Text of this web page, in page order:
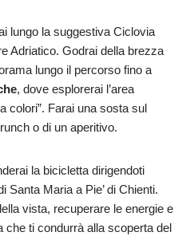
lungo la suggestiva Ciclovia
Adriatico. Godrai della brezza
lungo il percorso fino a
, dove esplorerai l’area
colori”. Farai una sosta sul
o di un aperitivo.
la bicicletta dirigendoti
Santa Maria a Pie’ di Chienti.
vista, recuperare le energie e
che ti condurrà alla scoperta del